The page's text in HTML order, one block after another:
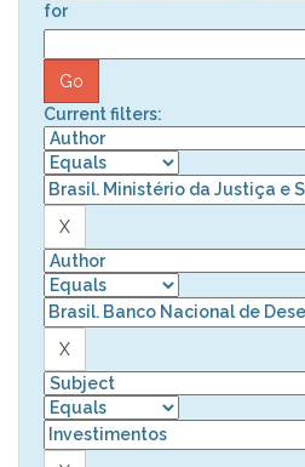
for
Current filters: